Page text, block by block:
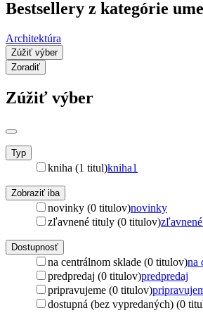
Bestsellery z kategórie
Architektúra
Zúžiť výber
Zoradiť
Zúžiť výber
Typ
kniha (1 titul)kniha1
Zobraziť iba
novinky (0 titulov)novinky
zľavnené tituly (0 titulov)
Dostupnosť
na centrálnom sklade (0 titulov)na
predpredaj (0 titulov)predpredaj
pripravujeme (0 titulov)
dostupná (bez vypredaných) (0